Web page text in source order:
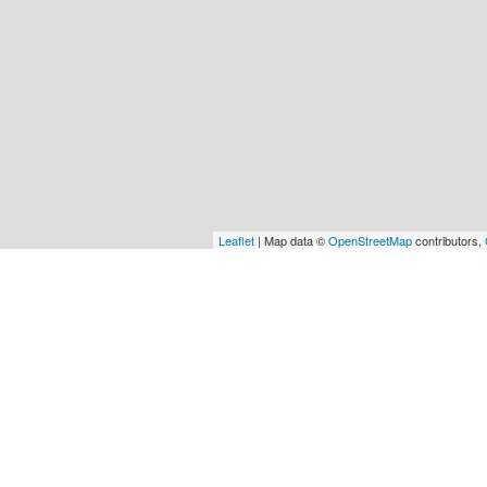
Leaflet| Map data ©OpenStreetMapcontributors,